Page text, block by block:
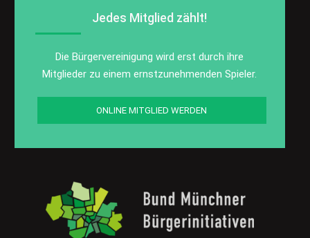
Jedes Mitglied zählt!
Die Bürgervereinigung wird erst durch ihre
Mitglieder zu einem ernstzunehmenden Spieler.
ONLINE MITGLIED WERDEN